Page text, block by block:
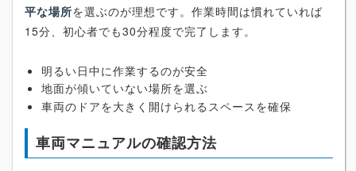
平な場所を選ぶのが理想です。作業時間は慣れていれば
15分、初心者でも30分程度で完了します。
明るい日中に作業するのが安全
地面が傾いていない場所を選ぶ
車両のドアを大きく開けられるスペースを確保
車両マニュアルの確認方法